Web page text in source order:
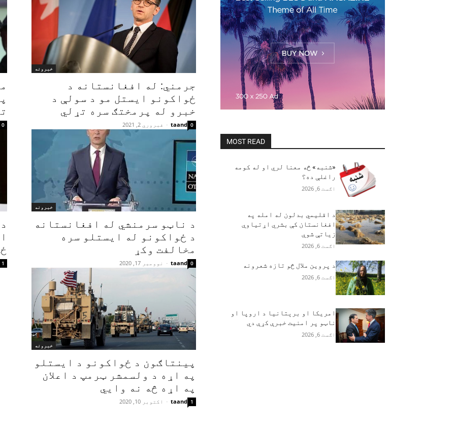
خبرونه
جرمني: له افغانستانه د
ځواکونو ایستل مو د سولې د
خبرو له پرمختګ سره تړلي
taand
- فبروري 2, 2021 0
0
خبرونه
د ناټو سرمنشي له افغانستانه
د ځواکونو له ایستلو سره
مخالفت وکړ
taand
- نوومبر 17, 2020 0
1
خبرونه
پینتاګون د ځواکونو د ایستلو
په اړه د ولسمشر ټرمپ د اعلان
په اړه څه نه وايي
taand
- اکتوبر 10, 2020 1
MOST READ
«شنبه» څه معنا لري او له کومه
راغلې ده؟
اګست 6, 2026
د اقلیمي بدلون له امله په
افغانستان کې بشري اړتیاوې
زیاتې شوې
اګست 6, 2026
د پروین ملال څو تازه شعرونه
اګست 6, 2026
امریکا او برېتانیا د اروپا او
ناټو پر امنیت خبرې کړې دي
اګست 6, 2026